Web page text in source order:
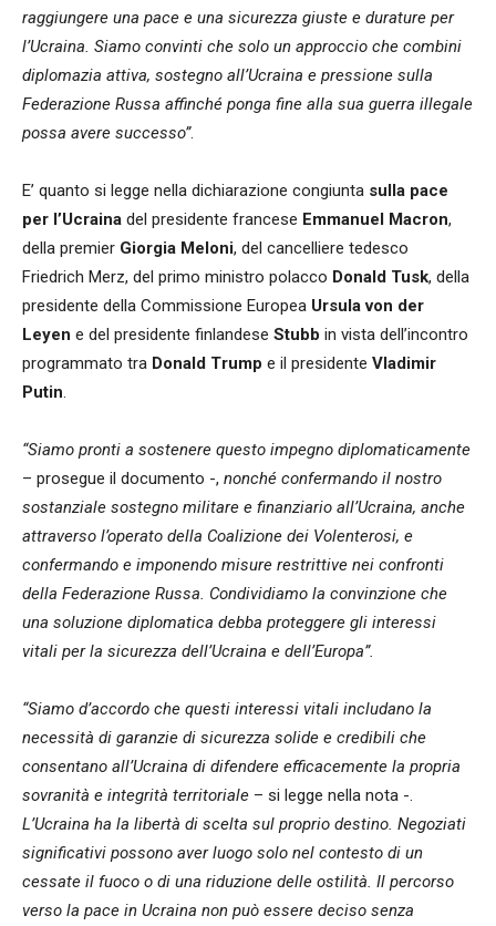
raggiungere una pace e una sicurezza giuste e durature per
l’Ucraina. Siamo convinti che solo un approccio che combini
diplomazia attiva, sostegno all’Ucraina e pressione sulla
Federazione Russa affinché ponga fine alla sua guerra illegale
possa avere successo”.
E’ quanto si legge nella dichiarazione congiunta sulla pace
per l’Ucraina del presidente francese Emmanuel Macron,
della premier Giorgia Meloni, del cancelliere tedesco
Friedrich Merz, del primo ministro polacco Donald Tusk, della
presidente della Commissione Europea Ursula von der
Leyen e del presidente finlandese Stubb in vista dell’incontro
programmato tra Donald Trump e il presidente Vladimir
Putin.
“Siamo pronti a sostenere questo impegno diplomaticamente
– prosegue il documento -, nonché confermando il nostro
sostanziale sostegno militare e finanziario all’Ucraina, anche
attraverso l’operato della Coalizione dei Volenterosi, e
confermando e imponendo misure restrittive nei confronti
della Federazione Russa. Condividiamo la convinzione che
una soluzione diplomatica debba proteggere gli interessi
vitali per la sicurezza dell’Ucraina e dell’Europa”.
“Siamo d’accordo che questi interessi vitali includano la
necessità di garanzie di sicurezza solide e credibili che
consentano all’Ucraina di difendere efficacemente la propria
sovranità e integrità territoriale – si legge nella nota -.
L’Ucraina ha la libertà di scelta sul proprio destino. Negoziati
significativi possono aver luogo solo nel contesto di un
cessate il fuoco o di una riduzione delle ostilità. Il percorso
verso la pace in Ucraina non può essere deciso senza